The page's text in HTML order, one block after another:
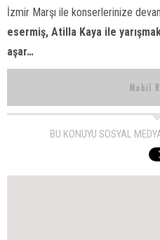
İzmir Marşı ile konserlerinize
esermiş, Atilla Kaya ile
aşar…
BU KONUYU SOSYAL